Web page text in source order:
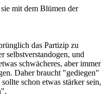
mit dem Blümen der
das Partizip zu
selbstverstandogen, und
schwächeres, aber immer
Daher braucht "gediegen"
schon etwas stärker sein,